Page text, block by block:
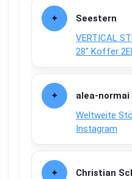
Seestern
VERTICAL
28″ Koffer
alea-normai
Weltweite
Instagram
Christian